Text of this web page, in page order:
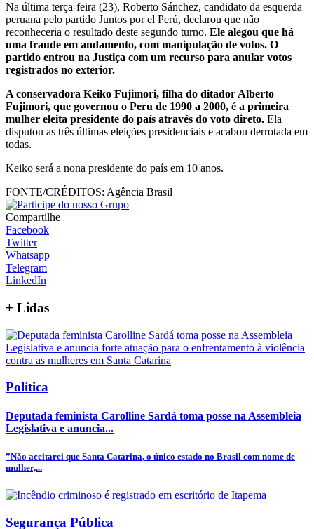
Na última terça-feira (23), Roberto Sánchez, candidato da esquerda
peruana pelo partido Juntos por el Perú, declarou que não
reconheceria o resultado deste segundo turno. Ele alegou que há
uma fraude em andamento, com manipulação de votos. O
partido entrou na Justiça com um recurso para anular votos
registrados no exterior.
A conservadora Keiko Fujimori, filha do ditador Alberto
Fujimori, que governou o Peru de 1990 a 2000, é a primeira
mulher eleita presidente do país através do voto direto. Ela
disputou as três últimas eleições presidenciais e acabou derrotada em
todas.
Keiko será a nona presidente do país em 10 anos.
FONTE/CRÉDITOS: Agência Brasil
Compartilhe
Facebook
Twitter
Whatsapp
Telegram
LinkedIn
+ Lidas
Política
Deputada feminista Carolline Sardá toma posse na Assembleia
Legislativa e anuncia...
”Não aceitarei que Santa Catarina, o único estado no Brasil com nome de
mulher,...
Segurança Pública